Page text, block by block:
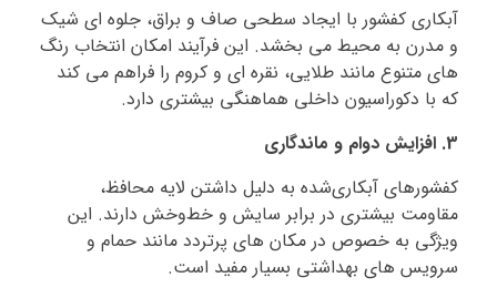
آبکاری کفشور با ایجاد سطحی صاف و براق، جلوه‌ ای شیک
و مدرن به محیط می‌ بخشد. این فرآیند امکان انتخاب رنگ‌
های متنوع مانند طلایی، نقره‌ ای و کروم را فراهم می‌ کند
که با دکوراسیون داخلی هماهنگی بیشتری دارد.
3. افزایش دوام و ماندگاری
کفشورهای آبکاری‌شده به دلیل داشتن لایه محافظ،
مقاومت بیشتری در برابر سایش و خط‌وخش دارند. این
ویژگی به‌ خصوص در مکان‌ های پرتردد مانند حمام و
سرویس‌ های بهداشتی بسیار مفید است.